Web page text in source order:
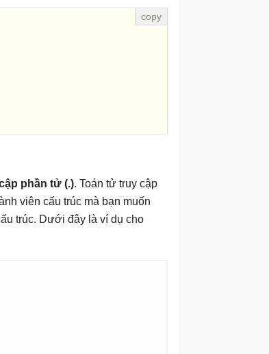
phần tử (.). Toán tử truy cập
viên cấu trúc mà bạn muốn
trúc. Dưới đây là ví dụ cho